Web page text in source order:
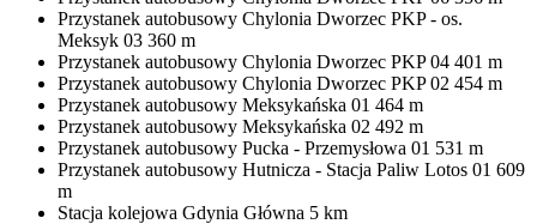
Przystanek autobusowy Chylonia Dworzec PKP - os.
Meksyk 03 360 m
Przystanek autobusowy Chylonia Dworzec PKP 04 401 m
Przystanek autobusowy Chylonia Dworzec PKP 02 454 m
Przystanek autobusowy Meksykańska 01 464 m
Przystanek autobusowy Meksykańska 02 492 m
Przystanek autobusowy Pucka - Przemysłowa 01 531 m
Przystanek autobusowy Hutnicza - Stacja Paliw Lotos 01 609
m
Stacja kolejowa Gdynia Główna 5 km